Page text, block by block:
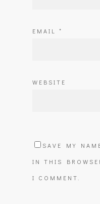
EMAIL *
WEBSITE
SAVE MY
IN THIS
I COMMENT.